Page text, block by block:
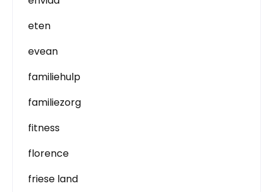
eten
evean
familiehulp
familiezorg
fitness
florence
friese land